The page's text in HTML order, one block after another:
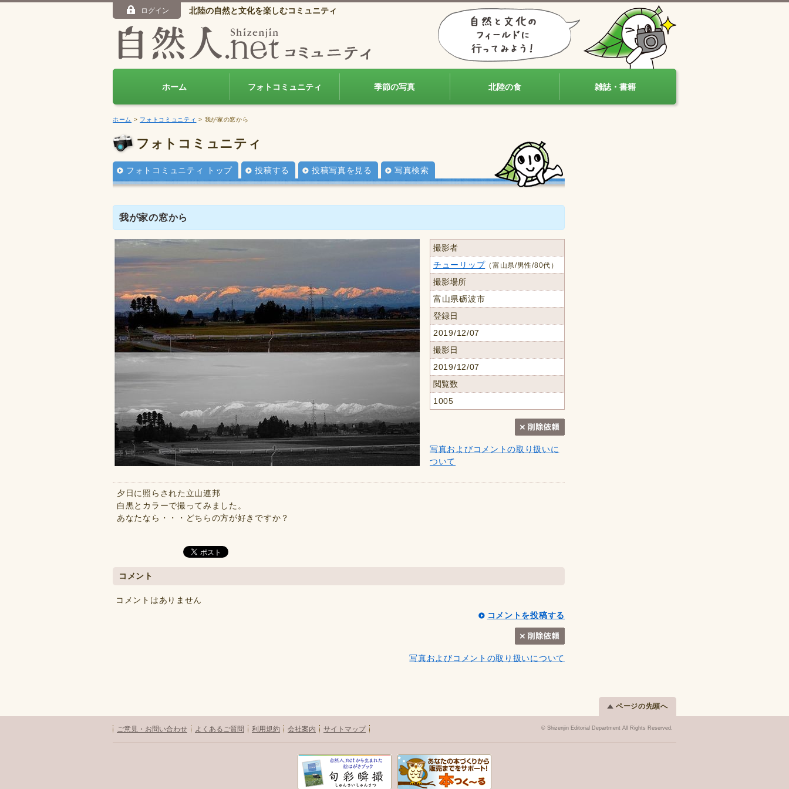
ログイン 北陸の自然と文化を楽しむコミュニティ
ホーム フォトコミュニティ 季節の写真 北陸の食 雑誌・書籍
ホーム > フォトコミュニティ > 我が家の窓から
フォトコミュニティ
フォトコミュニティ トップ 投稿する 投稿写真を見る 写真検索
我が家の窓から
撮影者
チューリップ （富山県/男性/80代）
撮影場所
富山県砺波市
登録日
2019/12/07
撮影日
2019/12/07
閲覧数
1005
写真およびコメントの取り扱いに
ついて
夕日に照らされた立山連邦
白黒とカラーで撮ってみました。
あなたなら・・・どちらの方が好きですか？
コメント
コメントはありません
コメントを投稿する
写真およびコメントの取り扱いについて
ページの先頭へ
ご意見・お問い合わせ よくあるご質問 利用規約 会社案内 サイトマップ © Shizenjin Editorial Department All Rights Reserved.